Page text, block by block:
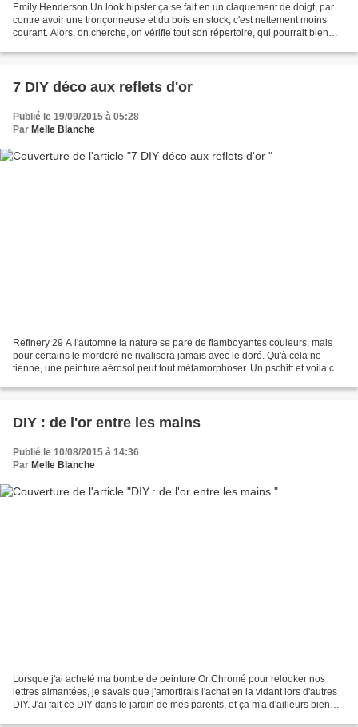
Emily Henderson Un look hipster ça se fait en un claquement de doigt, par
contre avoir une tronçonneuse et du bois en stock, c'est nettement moins
courant. Alors, on cherche, on vérifie tout son répertoire, qui pourrait bien
7 DIY déco aux reflets d'or
Publié le 19/09/2015 à 05:28
Par Melle Blanche
Refinery 29 A l'automne la nature se pare de flamboyantes couleurs, mais
pour certains le mordoré ne rivalisera jamais avec le doré. Qu'à cela ne
tienne, une peinture aérosol peut tout métamorphoser. Un pschitt et voila ce
DIY : de l'or entre les mains
Publié le 10/08/2015 à 14:36
Par Melle Blanche
Lorsque j'ai acheté ma bombe de peinture Or Chromé pour relooker nos
lettres aimantées, je savais que j'amortirais l'achat en la vidant lors d'autres
DIY. J'ai fait ce DIY dans le jardin de mes parents, et ça m'a d'ailleurs bien